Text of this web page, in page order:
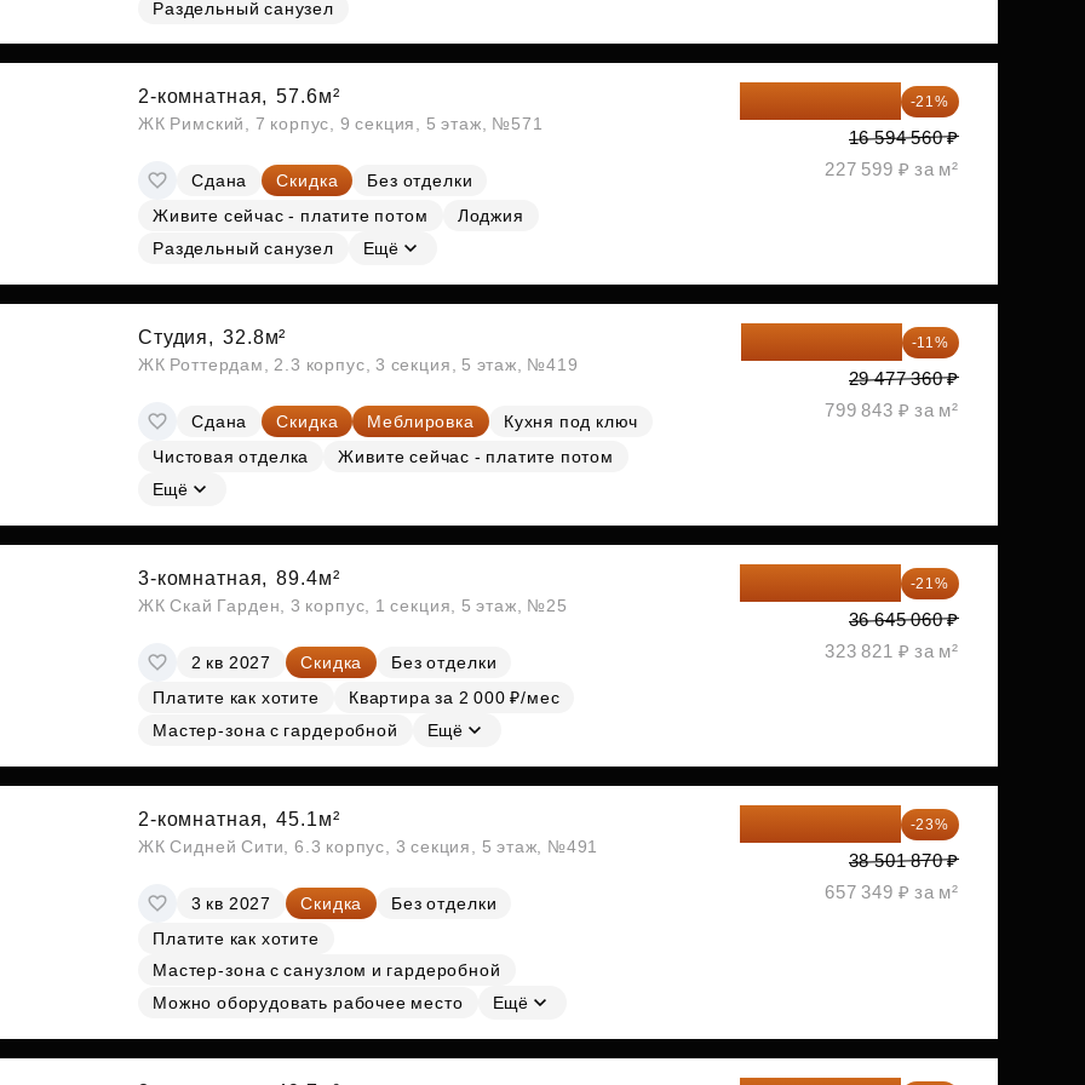
СубсидииРаздельный санузел
2-комнатная, 57.6м²
ЖК Римский, 7 корпус, 9 секция, 5 этаж, №571
Сдана Скидка
Без отделки
Живите сейчас - платите потом
Лоджия
Раздельный санузел
Ещё
-21%
16 594 560 ₽
227 599 ₽ за м²
Студия, 32.8м²
ЖК Роттердам, 2.3 корпус, 3 секция, 5 этаж, №419
Сдана Скидка Меблировка
Кухня под ключ
Чистовая отделка
Живите сейчас - платите потом
Ещё
-11%
29 477 360 ₽
799 843 ₽ за м²
3-комнатная, 89.4м²
ЖК Скай Гарден, 3 корпус, 1 секция, 5 этаж, №25
2 кв 2027 Скидка
Без отделки
Платите как хотите
Квартира за 2 000 ₽/мес
Мастер-зона с гардеробной
Ещё
-21%
36 645 060 ₽
323 821 ₽ за м²
2-комнатная, 45.1м²
ЖК Сидней Сити, 6.3 корпус, 3 секция, 5 этаж, №491
3 кв 2027 Скидка
Без отделки
Платите как хотите
Мастер-зона с санузлом и гардеробной
Можно оборудовать рабочее место
Ещё
-23%
38 501 870 ₽
657 349 ₽ за м²